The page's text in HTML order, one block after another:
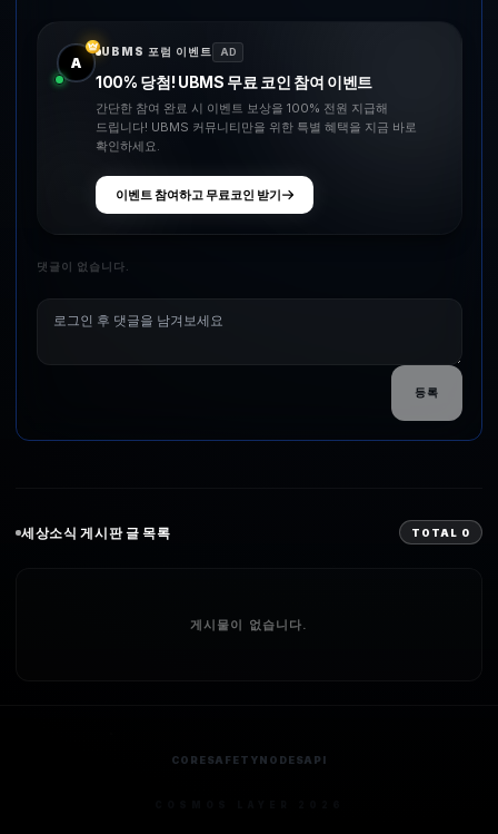
A
UBMS 포럼 이벤트 AD
100% 당첨! UBMS 무료 코인 참여 이벤트
간단한 참여 완료 시 이벤트 보상을 100% 전원 지급해
드립니다! UBMS 커뮤니티만을 위한 특별 혜택을 지금 바로
확인하세요.
이벤트 참여하고 무료코인 받기
댓글이 없습니다.
등록
세상소식 게시판 글 목록 TOTAL 0
게시물이 없습니다.
CORESAFETY NODESAPI